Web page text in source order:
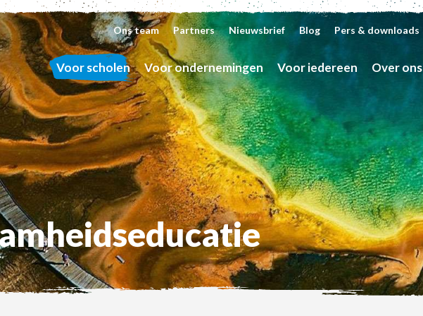
Ons team Partners Nieuwsbrief Blog Pers & downloads
Voor scholen Voor ondernemingen Voor iedereen Over ons